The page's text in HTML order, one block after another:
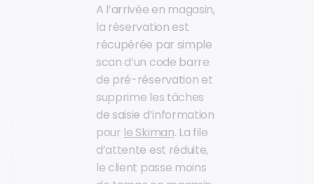
A l’arrivée en magasin,
la réservation est
récupérée par simple
scan d’un code barre
de pré-réservation et
supprime les tâches
de saisie d’information
pour le Skiman. La file
d’attente est réduite,
le client passe moins